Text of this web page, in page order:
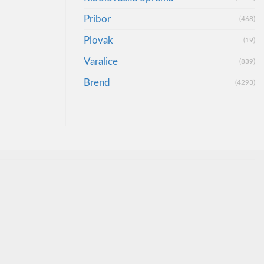
Pribor (468)
Plovak (19)
Varalice (839)
Brend (4293)